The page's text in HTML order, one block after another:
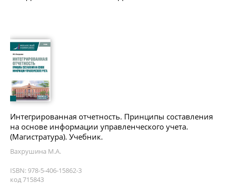
Интегрированная отчетность. Принципы составления
на основе информации управленческого учета.
(Магистратура). Учебник.
Вахрушина М.А.
ISBN: 978-5-406-15862-3
код 715843